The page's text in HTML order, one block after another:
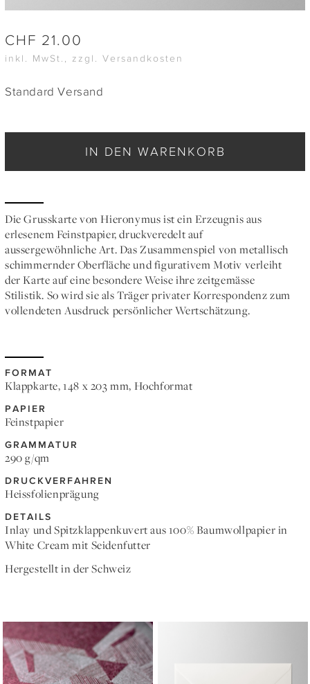
CHF 21.00
inkl. MwSt., zzgl. Versandkosten
Standard Versand
IN DEN WARENKORB
Die Grusskarte von Hieronymus ist ein Erzeugnis aus
erlesenem Feinstpapier, druckveredelt auf
aussergewöhnliche Art. Das Zusammenspiel von metallisch
schimmernder Oberfläche und figurativem Motiv verleiht
der Karte auf eine besondere Weise ihre zeitgemässe
Stilistik. So wird sie als Träger privater Korrespondenz zum
vollendeten Ausdruck persönlicher Wertschätzung.
FORMAT
Klappkarte, 148 x 203 mm, Hochformat
PAPIER
Feinstpapier
GRAMMATUR
290 g/qm
DRUCKVERFAHREN
Heissfolienprägung
DETAILS
Inlay und Spitzklappenkuvert aus 100% Baumwollpapier in
White Cream mit Seidenfutter
Hergestellt in der Schweiz